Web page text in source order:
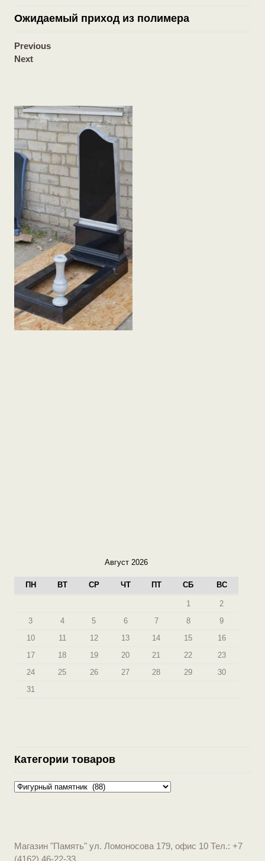
Ожидаемый приход из полимера
Previous
Next
Август 2026
ПН ВТ СР ЧТ ПТ СБ ВС
1
2
3
4 5 6 7 8
9
10
11 12 13 14 15
16
17
18 19 20 21 22
23
24
25 26 27 28 29
30
31
Категории товаров
Магазин "Память" ул. Ломоносова 179, офис 10 Тел.: +7
(4162) 46-22-33